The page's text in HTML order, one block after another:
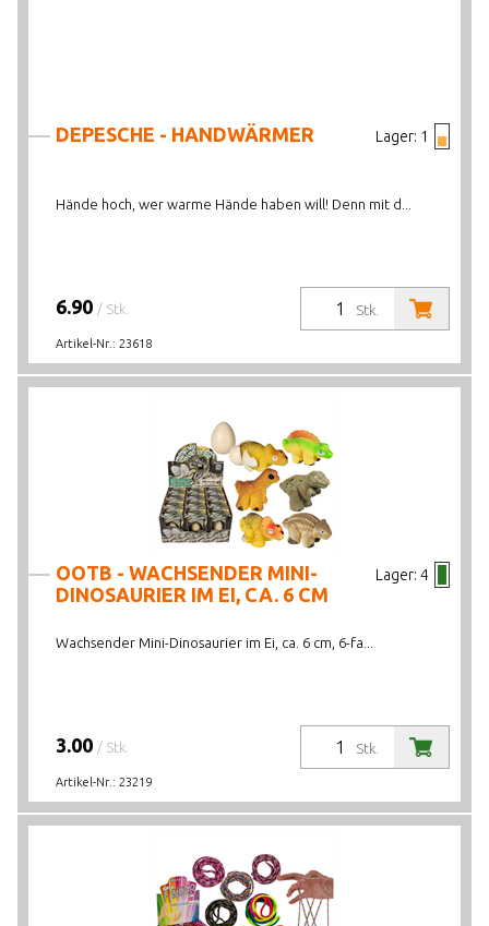
Lager: 1
DEPESCHE - HANDWÄRMER
Hände hoch, wer warme Hände haben will! Denn mit d...
Stk.
6.90 / Stk.
Artikel-Nr.: 23618
Lager: 4
OOTB - WACHSENDER MINI-
DINOSAURIER IM EI, CA. 6 CM
Wachsender Mini-Dinosaurier im Ei, ca. 6 cm, 6-fa...
Stk.
3.00 / Stk.
Artikel-Nr.: 23219